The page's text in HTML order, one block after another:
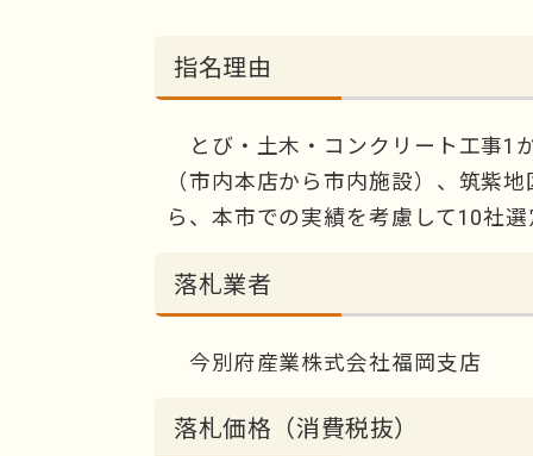
指名理由
とび・土木・コンクリート工事1
（市内本店から市内施設）、筑紫
ら、本市での実績を考慮して10社選
落札業者
今別府産業株式会社福岡支店
落札価格（消費税抜）